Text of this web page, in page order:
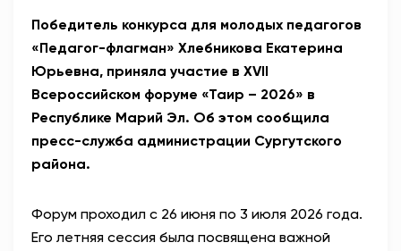
Победитель конкурса для молодых педагогов
«Педагог-флагман» Хлебникова Екатерина
Юрьевна, приняла участие в XVII
Всероссийском форуме «Таир – 2026» в
Республике Марий Эл. Об этом сообщила
пресс-служба администрации Сургутского
района.
Форум проходил с 26 июня по 3 июля 2026 года.
Его летняя сессия была посвящена важной